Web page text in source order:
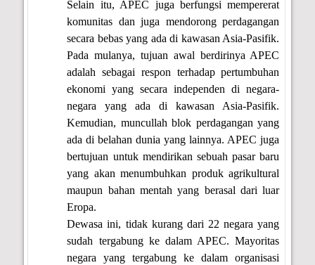
Selain itu, APEC juga berfungsi mempererat
komunitas dan juga mendorong perdagangan
secara bebas yang ada di kawasan Asia-Pasifik.
Pada mulanya, tujuan awal berdirinya APEC
adalah sebagai respon terhadap pertumbuhan
ekonomi yang secara independen di negara-
negara yang ada di kawasan Asia-Pasifik.
Kemudian, muncullah blok perdagangan yang
ada di belahan dunia yang lainnya. APEC juga
bertujuan untuk mendirikan sebuah pasar baru
yang akan menumbuhkan produk agrikultural
maupun bahan mentah yang berasal dari luar
Eropa.
Dewasa ini, tidak kurang dari 22 negara yang
sudah tergabung ke dalam APEC. Mayoritas
negara yang tergabung ke dalam organisasi